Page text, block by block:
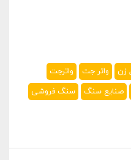
زن واتر جت
واترجت
صنایع سنگ
سنگ فروشی